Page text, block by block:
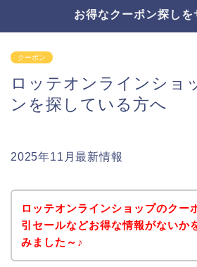
お得なクーポン探しを
クーポン
ロッテオンラインショ
ンを探している方へ
2025年11月最新情報
ロッテオンラインショップのクー
引セールなどお得な情報がないか
みました～♪